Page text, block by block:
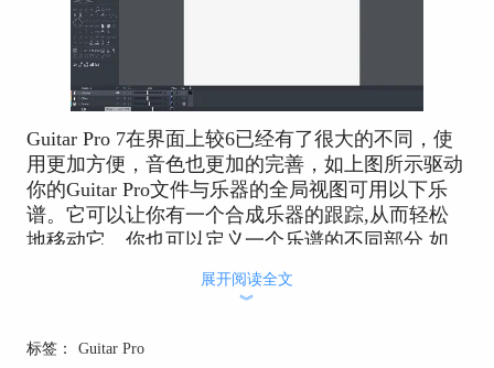
Guitar Pro 7在界面上较6已经有了很大的不同，使
用更加方便，音色也更加的完善，如上图所示驱动
你的Guitar Pro文件与乐器的全局视图可用以下乐
谱。它可以让你有一个合成乐器的跟踪,从而轻松
地移动它。你也可以定义一个乐谱的不同部分,如
简介、诗句或合唱。音频都包含在本文的混合特
征，甚至可以减弱的一个或多个轨道,并选择显示
无声的演奏。
展开阅读全文
︾
标签： Guitar Pro